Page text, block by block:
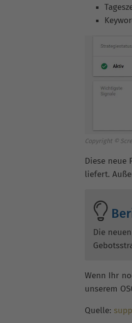
Copyright ©
Diese neue
liefert.
Die
Wenn Ihr
unserem
Quelle: